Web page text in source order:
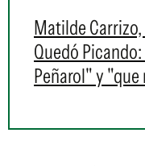
Matilde
Quedó
Peñarol" y "que